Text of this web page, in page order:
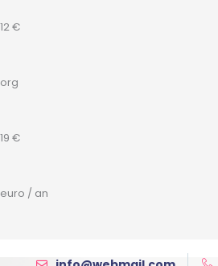
12 €
org
19 €
euro / an